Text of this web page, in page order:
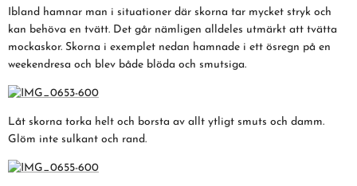
Ibland hamnar man i situationer där skorna tar mycket stryk och
kan behöva en tvätt. Det går nämligen alldeles utmärkt att tvätta
mockaskor. Skorna i exemplet nedan hamnade i ett ösregn på en
weekendresa och blev både blöda och smutsiga.
Låt skorna torka helt och borsta av allt ytligt smuts och damm.
Glöm inte sulkant och rand.